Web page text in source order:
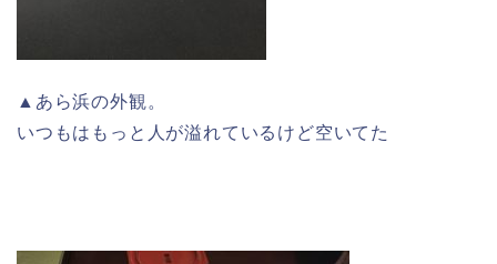
▲あら浜の外観。
いつもはもっと人が溢れているけど空いてた